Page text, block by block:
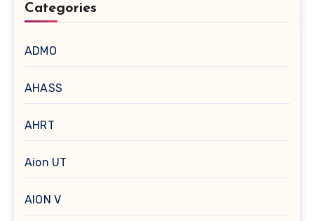
Categories
ADMO
AHASS
AHRT
Aion UT
AION V